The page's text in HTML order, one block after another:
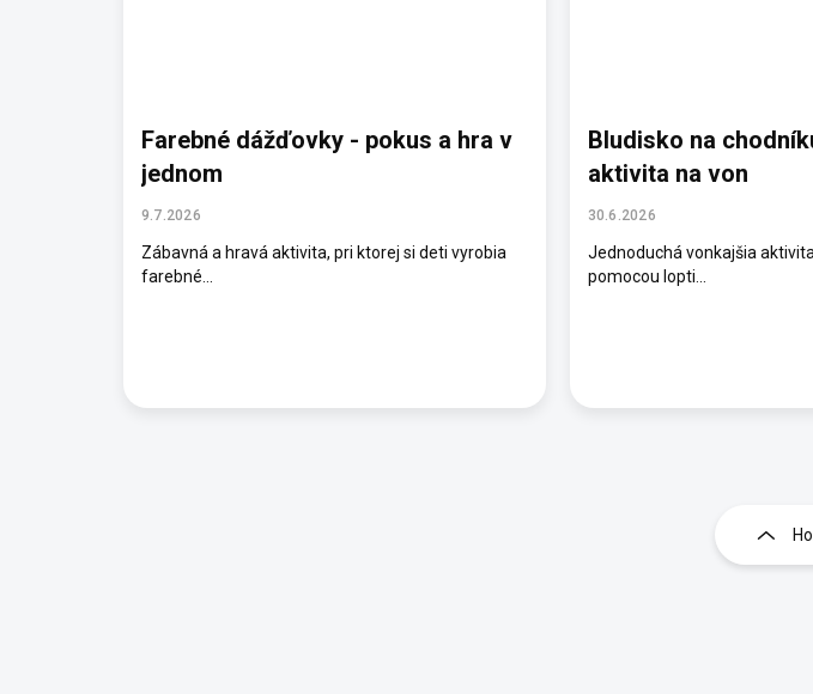
Farebné dážďovky - pokus a hra v
jednom
9.7.2026
Zábavná a hravá aktivita, pri ktorej si deti vyrobia
farebné...
Bludisko na
aktivita na von
30.6.2026
Jednoduchá vonkajšia
pomocou lopti...
v
l